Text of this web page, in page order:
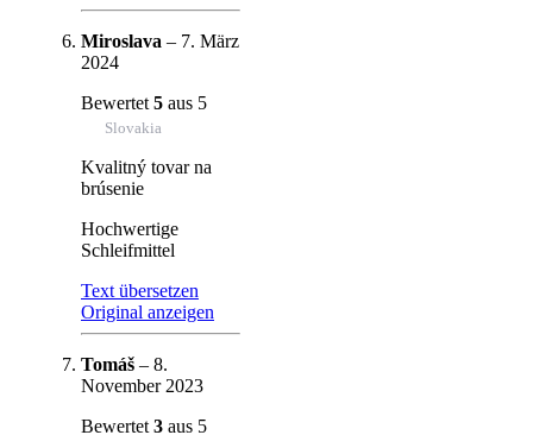
Miroslava – 7. März
2024
Bewertet 5 aus 5
Slovakia
Kvalitný tovar na
brúsenie
Hochwertige
Schleifmittel
Text übersetzen
Original anzeigen
Tomáš – 8.
November 2023
Bewertet 3 aus 5